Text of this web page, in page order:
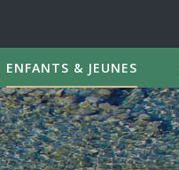
ENFANTS & JEUNES